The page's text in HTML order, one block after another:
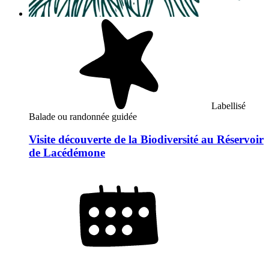
Labellisé
Balade ou randonnée guidée
Visite découverte de la Biodiversité au Réservoir
de Lacédémone